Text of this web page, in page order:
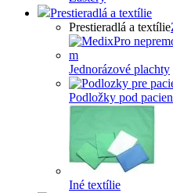
Prestieradlá a textílie
Prestieradlá a textílie
Jednorázové plachty
Podložky pod
Iné textílie